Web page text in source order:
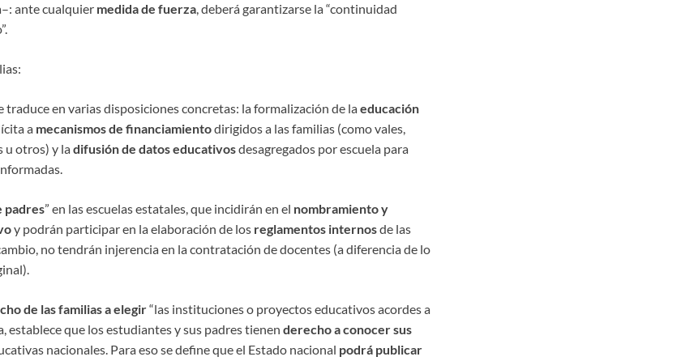
ante cualquier medida de fuerza, deberá garantizarse la “continuidad
traduce en varias disposiciones concretas: la formalización de laeducación
a mecanismos de financiamientodirigidos a las familias (como vales,
u otros) y ladifusión de datos educativosdesagregados por escuela para
padres” en las escuelas estatales, que incidirán en el nombramiento y
y podrán participar en la elaboración de los reglamentos internosde las
no tendrán injerencia en la contratación de docentes (a diferencia de lo
de las familias a elegir“las instituciones o proyectos educativos acordes a
establece que los estudiantes y sus padres tienen derecho a conocer sus
nacionales. Para eso se define que el Estado nacional podrá publicar